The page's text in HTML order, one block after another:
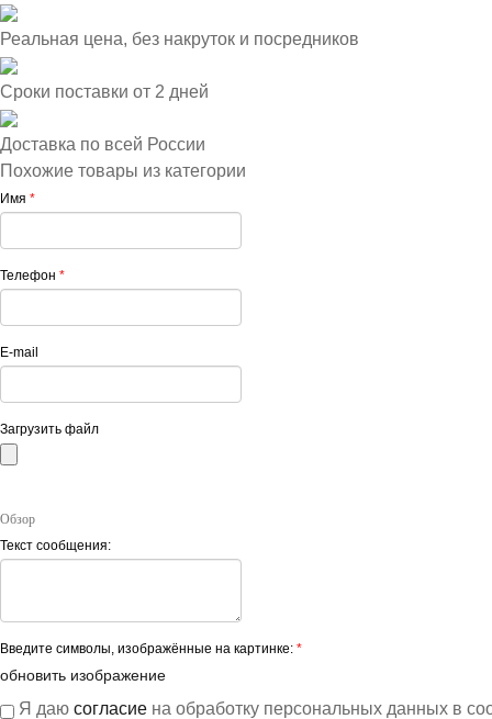
Реальная цена, без накруток и посредников
Сроки поставки от 2 дней
Доставка по всей России
Похожие товары из категории
Имя *
Телефон *
E-mail
Загрузить файл
Обзор
Текст сообщения:
Введите символы, изображённые на картинке: *
обновить изображение
Я даю согласие на обработку персональных данных в